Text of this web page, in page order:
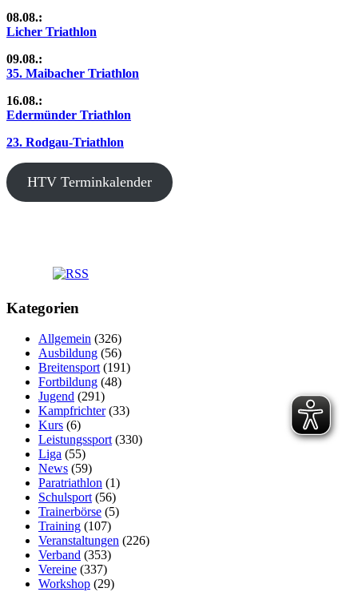
08.08.:
Licher Triathlon
09.08.:
35. Maibacher Triathlon
16.08.:
Edermünder Triathlon
23. Rodgau-Triathlon
HTV Terminkalender
Kategorien
Allgemein (326)
Ausbildung (56)
Breitensport (191)
Fortbildung (48)
Jugend (291)
Kampfrichter(33)
Kurs (6)
Leistungssport (330)
Liga (55)
News (59)
Paratriathlon (1)
Schulsport (56)
Trainerbörse (5)
Training (107)
Veranstaltungen (226)
Verband (353)
Vereine (337)
Workshop (29)